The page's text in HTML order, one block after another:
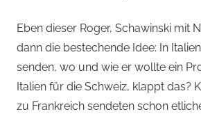
Eben dieser Roger, Schawinski mit
dann die bestechende Idee: In
senden, wo und wie er wollte ein
Italien für die Schweiz, klappt das?
zu Frankreich sendeten schon